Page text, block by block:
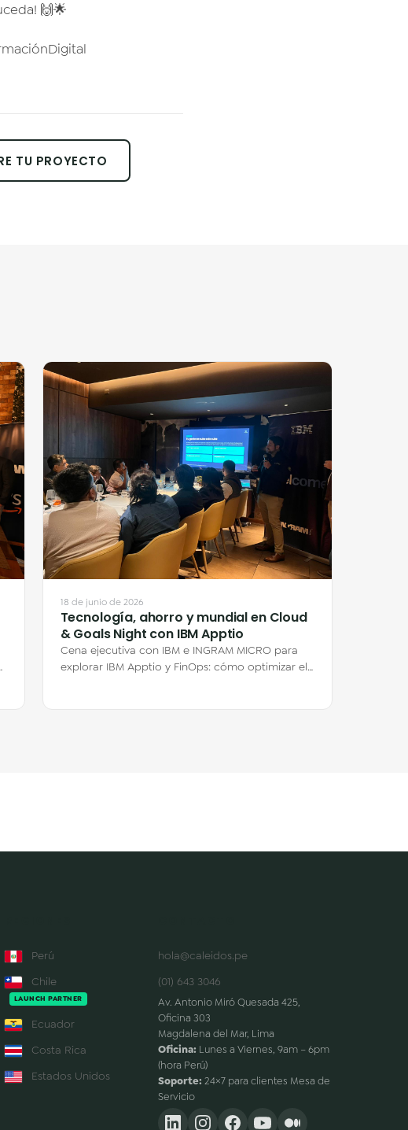
🙌🌟
TU PROYECTO
18 de junio de 2026
Tecnología, ahorro y mundial en Cloud
& Goals Night con IBM Apptio
Cena ejecutiva con IBM e INGRAM MICRO para
explorar IBM Apptio y FinOps: cómo optimizar el
Perú
Chile
LAUNCH PARTNER
Ecuador
Costa Rica
Estados Unidos
hola@caleidos.pe
(01) 643 3046
Av. Antonio Miró Quesada 425,
Oficina 303
Magdalena del Mar, Lima
Oficina: Lunes a Viernes, 9am – 6pm
(hora Perú)
Soporte: 24×7 para clientes Mesa de
Servicio